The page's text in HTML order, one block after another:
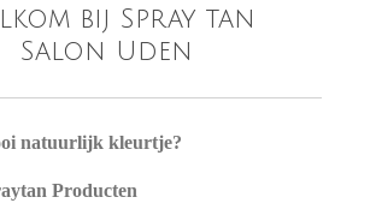
bij Spray tan
Salon Uden
natuurlijk kleurtje?
Producten